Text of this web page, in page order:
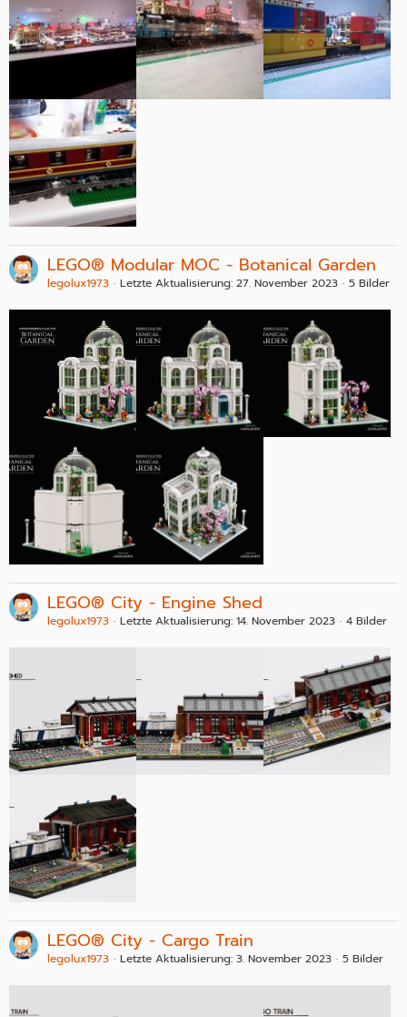
LEGO® Modular MOC - Botanical Garden
legolux1973 Letzte Aktualisierung: 27. November 2023 5 Bilder
LEGO® City - Engine Shed
legolux1973 Letzte Aktualisierung: 14. November 2023 4 Bilder
LEGO® City - Cargo Train
legolux1973 Letzte Aktualisierung: 3. November 2023 5 Bilder